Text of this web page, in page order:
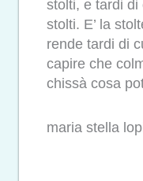
stolti, e tardi di
stolti. E’ la
rende tardi di
capire che
chissà cosa
maria stella